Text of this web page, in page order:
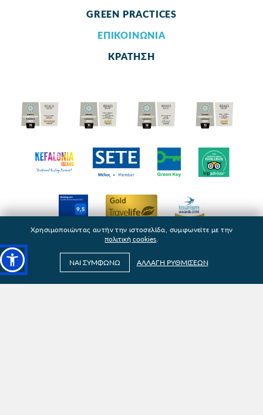
GREEN PRACTICES
ΕΠΙΚΟΙΝΩΝΙΑ
ΚΡΑΤΗΣΗ
Χρησιμοποιώντας αυτήν την ιστοσελίδα, συμφωνείτε με την
πολιτική cookies.
ΝΑΙ ΣΥΜΦΩΝΩ ΑΛΛΑΓΗ ΡΥΘΜΙΣΕΩΝ